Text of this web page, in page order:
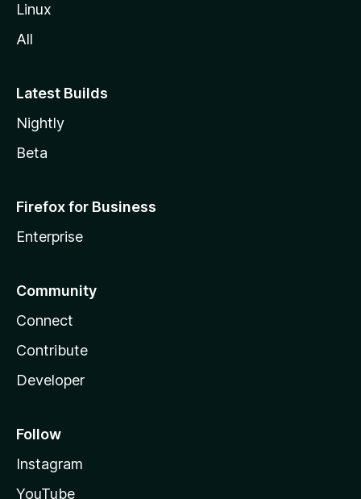
Linux
All
Latest Builds
Nightly
Beta
Firefox for Business
Enterprise
Community
Connect
Contribute
Developer
Follow
Instagram
YouTube